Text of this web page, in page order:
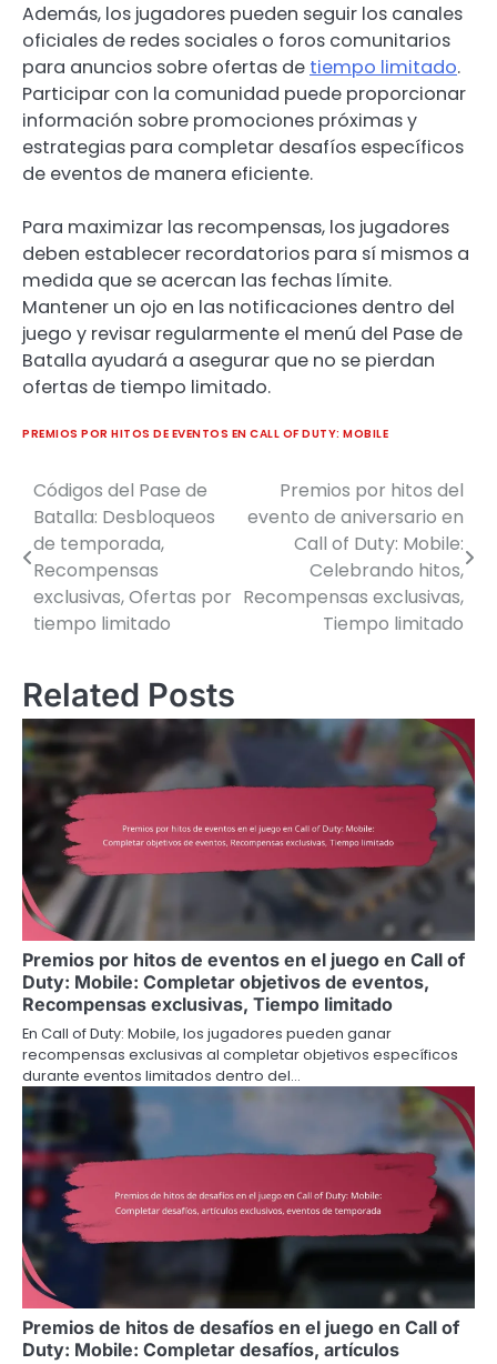
Además, los jugadores pueden seguir los canales
oficiales de redes sociales o foros comunitarios
para anuncios sobre ofertas de tiempo limitado.
Participar con la comunidad puede proporcionar
información sobre promociones próximas y
estrategias para completar desafíos específicos
de eventos de manera eficiente.
Para maximizar las recompensas, los jugadores
deben establecer recordatorios para sí mismos a
medida que se acercan las fechas límite.
Mantener un ojo en las notificaciones dentro del
juego y revisar regularmente el menú del Pase de
Batalla ayudará a asegurar que no se pierdan
ofertas de tiempo limitado.
PREMIOS POR HITOS DE EVENTOS EN CALL OF DUTY: MOBILE
Post
navigation
Códigos del Pase de
Batalla: Desbloqueos
de temporada,
Recompensas
exclusivas, Ofertas por
tiempo limitado
Premios por hitos del
evento de aniversario en
Call of Duty: Mobile:
Celebrando hitos,
Recompensas exclusivas,
Tiempo limitado
Related Posts
Premios por hitos de eventos en el juego en Call of
Duty: Mobile: Completar objetivos de eventos,
Recompensas exclusivas, Tiempo limitado
En Call of Duty: Mobile, los jugadores pueden ganar
recompensas exclusivas al completar objetivos específicos
durante eventos limitados dentro del…
Premios de hitos de desafíos en el juego en Call of
Duty: Mobile: Completar desafíos, artículos